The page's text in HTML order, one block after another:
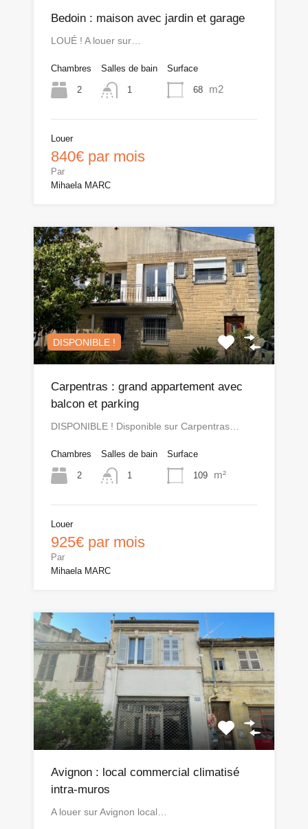
Bedoin : maison avec jardin et garage
LOUÉ ! A louer sur…
Chambres
2
Salles de bain
1
Surface
68 m2
Louer
840€ par mois
Par
Mihaela MARC
DISPONIBLE !
Carpentras : grand appartement avec
balcon et parking
DISPONIBLE ! Disponible sur Carpentras…
Chambres
2
Salles de bain
1
Surface
109 m²
Louer
925€ par mois
Par
Mihaela MARC
Avignon : local commercial climatisé
intra-muros
A louer sur Avignon local…